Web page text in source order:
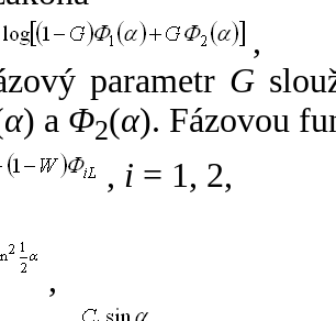
,
parametr G
α) a Φ2(α). Fázovou
, i = 1, 2,
,